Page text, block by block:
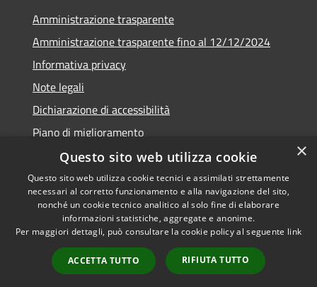
Amministrazione trasparente
Amministrazione trasparente fino al 12/12/2024
Informativa privacy
Note legali
Dichiarazione di accessibilità
Piano di miglioramento
Accessibility
Privacy
Sitemap
Copyright © 2026 • Town of •
Powered byMunicipium
Admin access
×
Questo sito web utilizza cookie
Questo sito web utilizza cookie tecnici e assimilati strettamente
necessari al corretto funzionamento e alla navigazione del sito,
nonché un cookie tecnico analitico al solo fine di elaborare
informazioni statistiche, aggregate e anonime.
Per maggiori dettagli, può consultare la cookie policy al seguente link
ACCETTA TUTTO RIFIUTA TUTTO